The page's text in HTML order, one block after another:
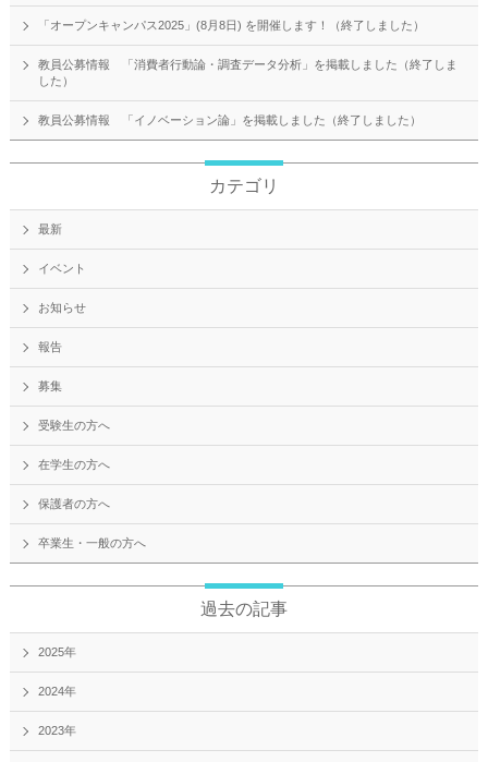
「オープンキャンパス2025」(8月8日) を開催します！（終了しました）
教員公募情報 「消費者行動論・調査データ分析」を掲載しました（終了しま
した）
教員公募情報 「イノベーション論」を掲載しました（終了しました）
カテゴリ
最新
イベント
お知らせ
報告
募集
受験生の方へ
在学生の方へ
保護者の方へ
卒業生・一般の方へ
過去の記事
2025年
2024年
2023年